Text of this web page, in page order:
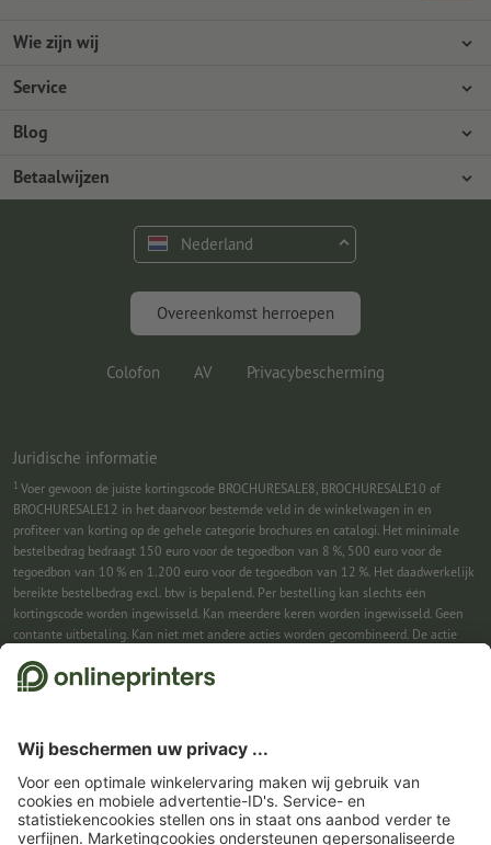
Wie zijn wij
Ondernemingen
Milieubescherming
Service
Betaalwijzen
Verzending
Premium programma
Blog
Photoshop-tutorials
Gratis lettertypes en fonts
Marketing en insights
Betaalwijzen
Nederland
Overeenkomst herroepen
Colofon AV Privacybescherming
Juridische informatie
1 Voer gewoon de juiste kortingscode BROCHURESALE8, BROCHURESALE10 of
BROCHURESALE12 in het daarvoor bestemde veld in de winkelwagen in en
profiteer van korting op de gehele categorie brochures en catalogi. Het minimale
bestelbedrag bedraagt 150 euro voor de tegoedbon van 8 %, 500 euro voor de
tegoedbon van 10 % en 1.200 euro voor de tegoedbon van 12 %. Het daadwerkelijk
bereikte bestelbedrag excl. btw is bepalend. Per bestelling kan slechts één
kortingscode worden ingewisseld. Kan meerdere keren worden ingewisseld. Geen
contante uitbetaling. Kan niet met andere acties worden gecombineerd. De actie
2Je ontvangst eerst een e-mail waarin je de aanmelding voor de nieuwsbrief
ingewisseld. Geen minimumbestelwaarde. Maximale hoogte van de korting: € 150
van de bestelwaarde (netto). Geen contante uitbetaling. Kan niet worden
gecombineerd met andere acties of kortingscodes.De tegoedbon is na ontvangst
zes weken geldig.